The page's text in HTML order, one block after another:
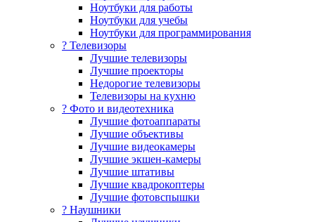
Ноутбуки для работы
Ноутбуки для учебы
Ноутбуки для программирования
? Телевизоры
Лучшие телевизоры
Лучшие проекторы
Недорогие телевизоры
Телевизоры на кухню
? Фото и видеотехника
Лучшие фотоаппараты
Лучшие объективы
Лучшие видеокамеры
Лучшие экшен-камеры
Лучшие штативы
Лучшие квадрокоптеры
Лучшие фотовспышки
? Наушники